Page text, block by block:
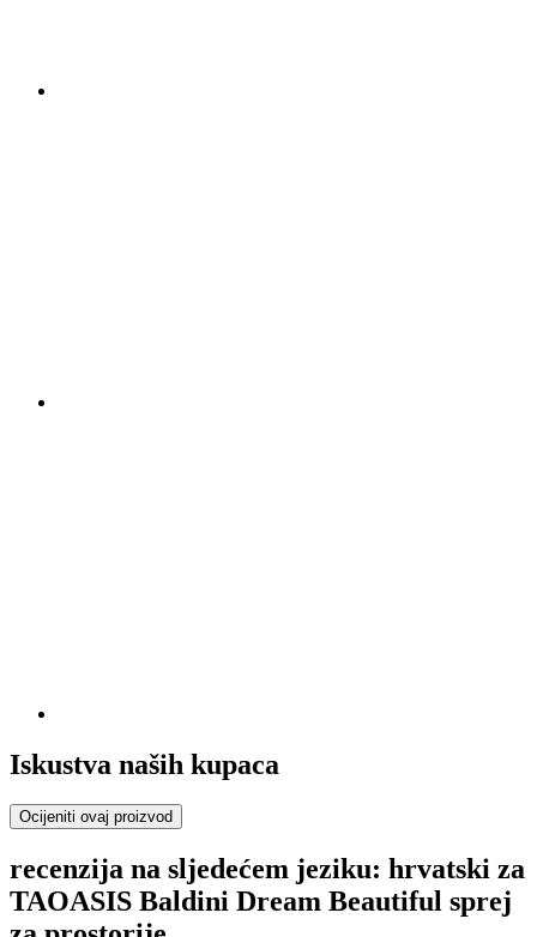
Iskustva naših kupaca
Ocijeniti ovaj proizvod
recenzija na sljedećem jeziku: hrvatski za
TAOASIS Baldini Dream Beautiful sprej